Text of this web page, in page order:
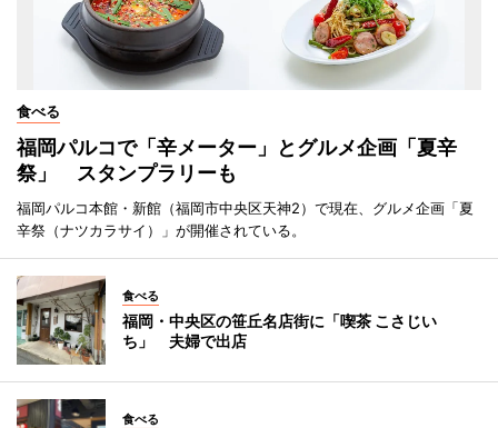
食べる
福岡パルコで「辛メーター」とグルメ企画「夏辛
祭」 スタンプラリーも
福岡パルコ本館・新館（福岡市中央区天神2）で現在、グルメ企画「夏
辛祭（ナツカラサイ）」が開催されている。
食べる
福岡・中央区の笹丘名店街に「喫茶 こさじい
ち」 夫婦で出店
食べる